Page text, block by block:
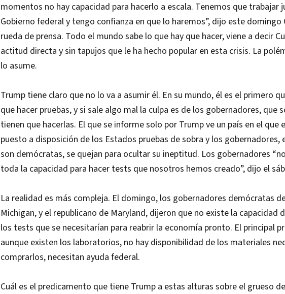
momentos no hay capacidad para hacerlo a escala. Tenemos que trabajar
Gobierno federal y tengo confianza en que lo haremos”, dijo este domingo
rueda de prensa. Todo el mundo sabe lo que hay que hacer, viene a decir
actitud directa y sin tapujos que le ha hecho popular en esta crisis. La
lo asume.
Trump tiene claro que no lo va a asumir él. En su mundo, él es el primero
que hacer pruebas, y si sale algo mal la culpa es de los gobernadores, que
tienen que hacerlas. El que se informe solo por Trump ve un país en el que
puesto a disposición de los Estados pruebas de sobra y los gobernadores,
son demócratas, se quejan para ocultar su ineptitud. Los gobernadores
toda la capacidad para hacer tests que nosotros hemos creado”, dijo el
La realidad es más compleja. El domingo, los gobernadores demócratas
Michigan, y el republicano de Maryland, dijeron que no existe la capacidad
los tests que se necesitarían para reabrir la economía pronto. El principal
aunque existen los laboratorios, no hay disponibilidad de los materiales
comprarlos, necesitan ayuda federal.
Cuál es el predicamento que tiene Trump a estas alturas sobre el grueso